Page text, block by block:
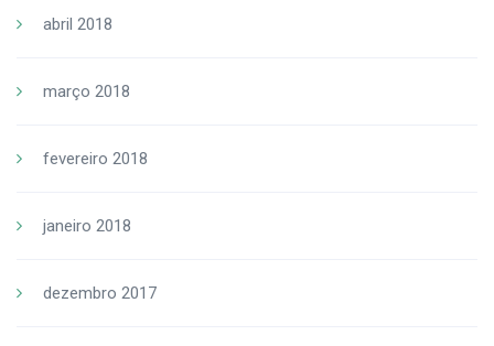
abril 2018
março 2018
fevereiro 2018
janeiro 2018
dezembro 2017